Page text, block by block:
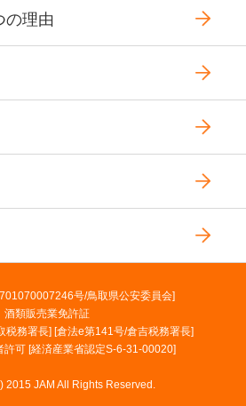
の理由
号/鳥取県公安委員会]
酒類販売業免許証
税務署長] [倉法e第141号/倉吉税務署長]
許可 [経済産業省認定S-6-31-00020]
2015 JAM All Rights Reserved.